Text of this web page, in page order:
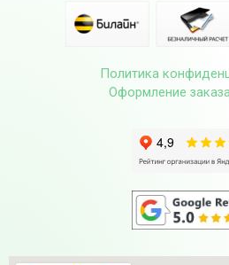
Политика
Оформление